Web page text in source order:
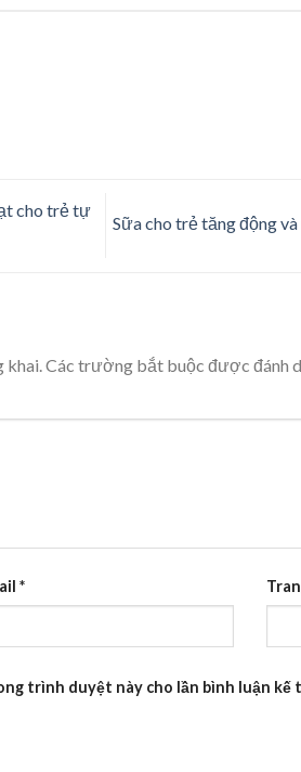
cho trẻ tự
Sữa cho trẻ tăng động
khai.Các trường bắt buộc được đánh
*
trình duyệt này cho lần bình luận kế